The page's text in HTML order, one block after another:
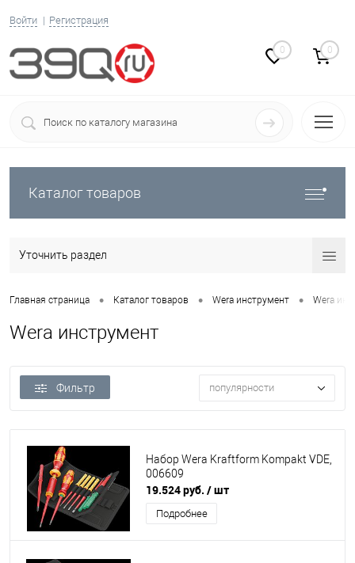
Войти Регистрация
0 0
Каталог товаров
Уточнить раздел
Главная страница • Каталог товаров • Wera инструмент • Wera
Wera инструмент
Фильтр популярности
Набор Wera Kraftform Kompakt VDE,
006609
19.524 руб. / шт
Подробнее